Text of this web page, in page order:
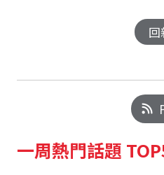
一周熱門話題